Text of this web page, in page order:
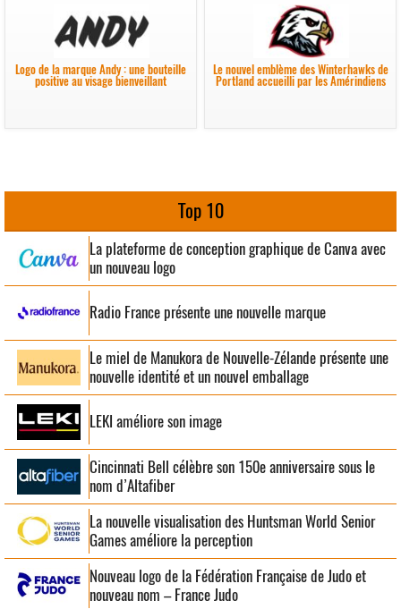
Logo de la marque Andy : une bouteille
positive au visage bienveillant
Le nouvel emblème des Winterhawks de
Portland accueilli par les Amérindiens
Top 10
La plateforme de conception graphique de Canva avec
un nouveau logo
Radio France présente une nouvelle marque
Le miel de Manukora de Nouvelle-Zélande présente une
nouvelle identité et un nouvel emballage
LEKI améliore son image
Cincinnati Bell célèbre son 150e anniversaire sous le
nom d’Altafiber
La nouvelle visualisation des Huntsman World Senior
Games améliore la perception
Nouveau logo de la Fédération Française de Judo et
nouveau nom – France Judo